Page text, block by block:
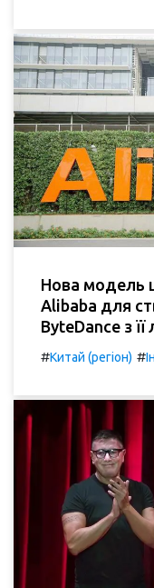
Нова модель
Alibaba для
ByteDance з її
#Китай (регіон) #